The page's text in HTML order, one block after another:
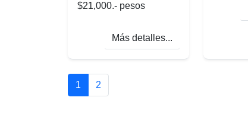
$21,000.- pesos
Más detalles...
1 2